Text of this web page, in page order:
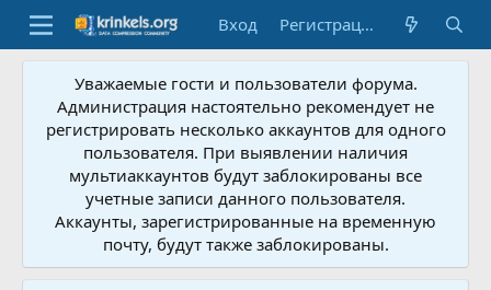
Вход Регистрация
Уважаемые гости и пользователи форума.
Администрация настоятельно рекомендует не
регистрировать несколько аккаунтов для одного
пользователя. При выявлении наличия
мультиаккаунтов будут заблокированы все
учетные записи данного пользователя.
Аккаунты, зарегистрированные на временную
почту, будут также заблокированы.